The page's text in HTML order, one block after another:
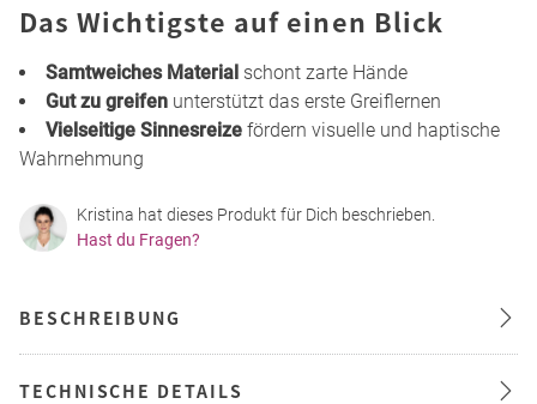
Das Wichtigste auf einen Blick
Samtweiches Material schont zarte Hände
Gut zu greifen unterstützt das erste Greiflernen
Vielseitige Sinnesreize fördern visuelle und haptische
Wahrnehmung
Kristina hat dieses Produkt für Dich beschrieben.
Hast du Fragen?
BESCHREIBUNG
TECHNISCHE DETAILS